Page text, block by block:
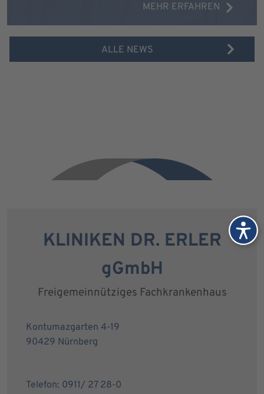
MEHR ERFAHREN
ALLE NEWS
KLINIKEN DR. ERLER
gGmbH
Freigemeinnütziges Fachkrankenhaus
Kontumazgarten 4-19
90429 Nürnberg
Telefon: 0911/ 27 28-0